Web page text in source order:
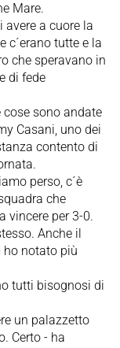
Mare.
avere a cuore la
c´erano tutte e la
che speravano in
di fede
cose sono andate
Casani, uno dei
contento di
perso, c´è
che
vincere per 3-0.
Anche il
ho notato più
tutti bisognosi di
un palazzetto
Certo - ha